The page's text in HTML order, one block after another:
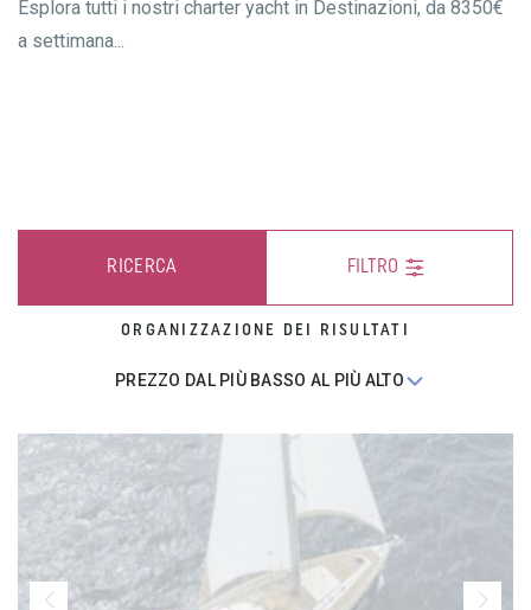
Esplora tutti i nostri charter yacht in Destinazioni, da 8350€
a settimana...
RICERCA FILTRO
ORGANIZZAZIONE DEI RISULTATI